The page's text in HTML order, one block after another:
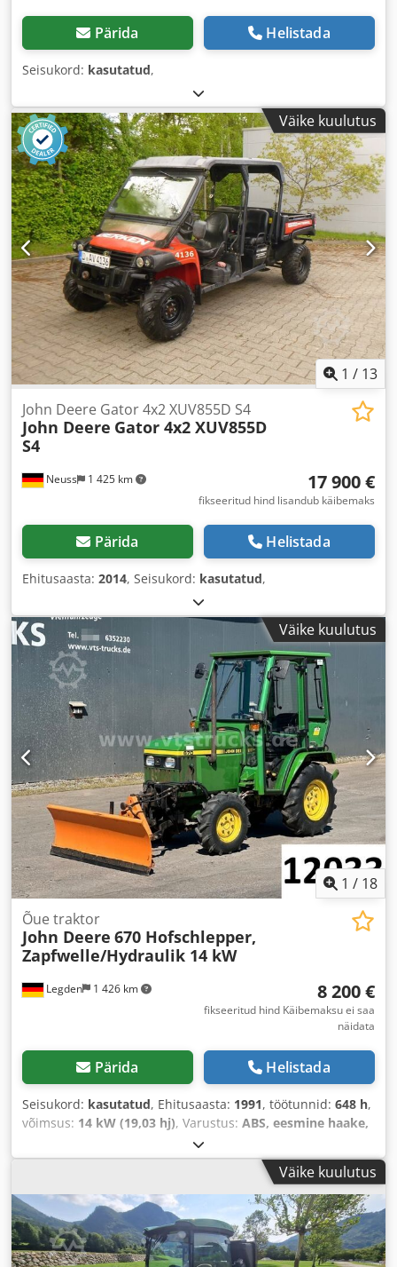
Pärida Helistada
Seisukord: kasutatud,
Väike kuulutus
1 / 13
Neuss 1 425 km
John Deere Gator 4x2 XUV855D S4
John Deere Gator 4x2 XUV855D
S4
17 900 €
fikseeritud hind lisandub käibemaks
Pärida Helistada
Ehitusaasta: 2014, Seisukord: kasutatud,
Väike kuulutus
1 / 18
Legden 1 426 km
Õue traktor
John Deere 670 Hofschlepper,
Zapfwelle/Hydraulik 14 kW
8 200 €
fikseeritud hind Käibemaksu ei saa
näidata
Pärida Helistada
Seisukord: kasutatud, Ehitusaasta: 1991, töötunnid: 648 h,
võimsus: 14 kW (19,03 hj), Varustus: ABS, eesmine haake,
Väike kuulutus